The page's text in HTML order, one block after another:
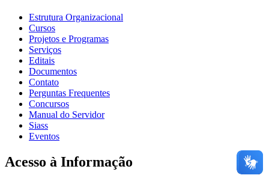
Estrutura Organizacional
Cursos
Projetos e Programas
Serviços
Editais
Documentos
Contato
Perguntas Frequentes
Concursos
Manual do Servidor
Siass
Eventos
Acesso à Informação